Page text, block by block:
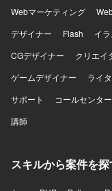
Webマーケティング
デザイナー
Flash イ
CGデザイナー
クリエイ
ゲームデザイナー
ライ
サポート
コールセンター
講師
スキルから案件を